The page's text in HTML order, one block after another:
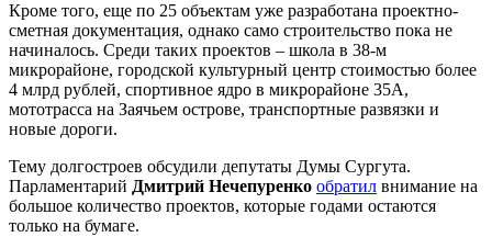
Кроме того, еще по 25 объектам уже разработана проектно-
сметная документация, однако само строительство пока не
начиналось. Среди таких проектов – школа в 38-м
микрорайоне, городской культурный центр стоимостью более
4 млрд рублей, спортивное ядро в микрорайоне 35А,
мототрасса на Заячьем острове, транспортные развязки и
новые дороги.
Тему долгостроев обсудили депутаты Думы Сургута.
Парламентарий Дмитрий Нечепуренко обратил внимание на
большое количество проектов, которые годами остаются
только на бумаге.